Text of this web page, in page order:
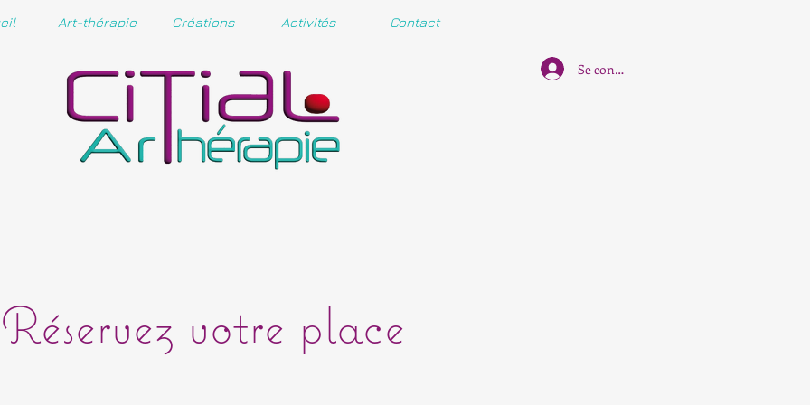
Art-thérapie Créations Activités Contact
Se connecter
Réservez votre place